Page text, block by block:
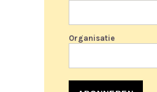
Organisatie